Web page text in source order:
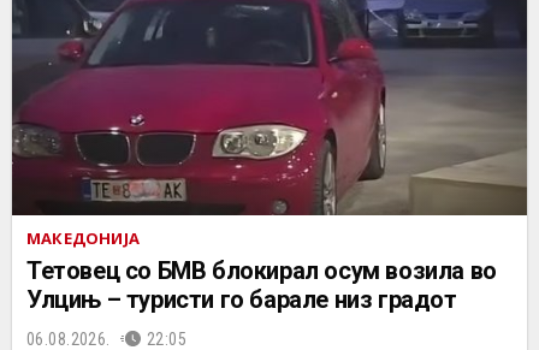
МАКЕДОНИЈА
Тетовец со БМВ блокирал осум возила во
Улцињ – туристи го барале низ градот
06.08.2026. 22:05